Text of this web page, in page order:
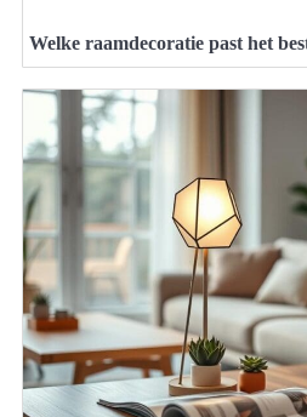
Welke raamdecoratie past het